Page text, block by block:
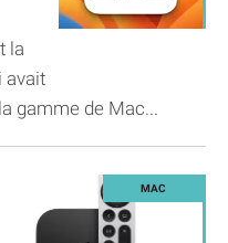
la
avait
gamme de Mac...